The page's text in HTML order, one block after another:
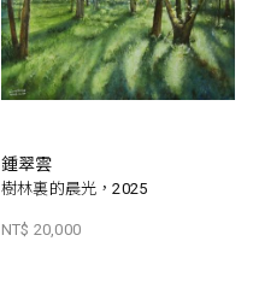
鍾翠雲
樹林裏的晨光，2025
NT$ 20,000